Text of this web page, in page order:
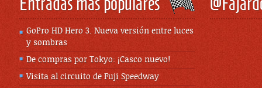
GoPro HD Hero 3. Nueva versión entre luces
y sombras
De compras por Tokyo: ¡Casco nuevo!
Visita al circuito de Fuji Speedway